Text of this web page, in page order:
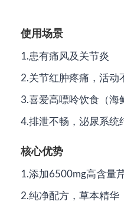
使用场景
1.患有痛风及关节炎
2.关节红肿疼痛，活动
3.喜爱高嘌呤饮食（海
4.排泄不畅，泌尿系统
核心优势
1.添加6500mg高含量
2.纯净配方，草本精华